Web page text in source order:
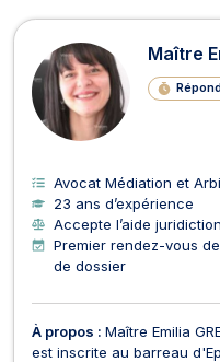
Maître
Avocat Médiation et
23 ans d’expérience
Accepte l’aide
Premier rendez-vous
de dossier
À propos : Maître Emilia
est inscrite au barreau